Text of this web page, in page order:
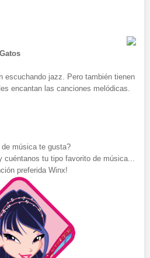
Gatos
escuchando jazz. Pero también tienen
encantan las canciones melódicas.
de música te gusta?
cuéntanos tu tipo favorito de música...
preferida Winx!